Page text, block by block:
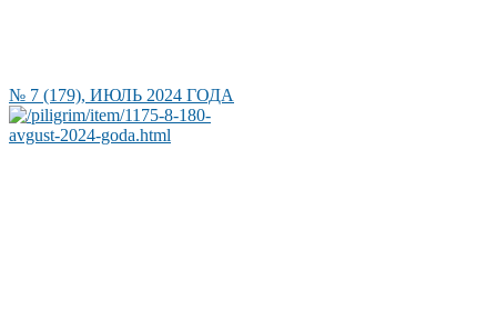
№ 7 (179), ИЮЛЬ 2024 ГОДА